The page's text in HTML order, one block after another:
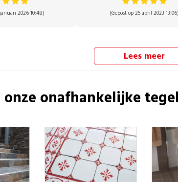
2026 10:48) (Gepost op 25 april 2023 13:06)
Lees meer
onze onafhankelijke